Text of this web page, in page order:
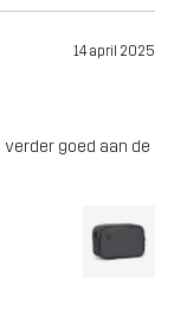
14 april 2025
goed aan de